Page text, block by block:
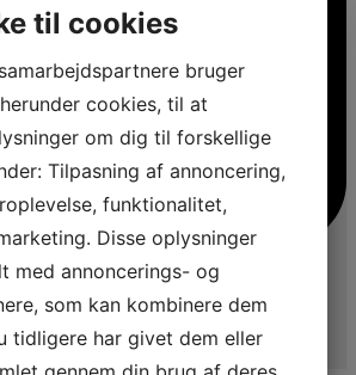
til cookies
bruger
cookies, til at
om dig til forskellige
Tilpasning af annoncering,
funktionalitet,
Disse oplysninger
med annoncerings- og
som kan kombinere dem
tidligere har givet dem eller